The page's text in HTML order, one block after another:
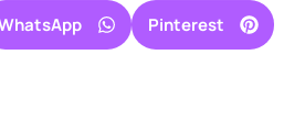
Pinterest
WhatsApp